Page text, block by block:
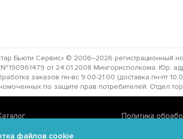
Бьюти Сервис» © 2006–2026 регистрационный
от 24.01.2008 Мингорисполкома. Юр.
заказов пн-вс 9.00-21.00 (доставка пн-пт
по защите прав потребителей: Отдел
Политика
файлов cookie